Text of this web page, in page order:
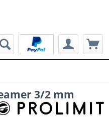
3/2 mm